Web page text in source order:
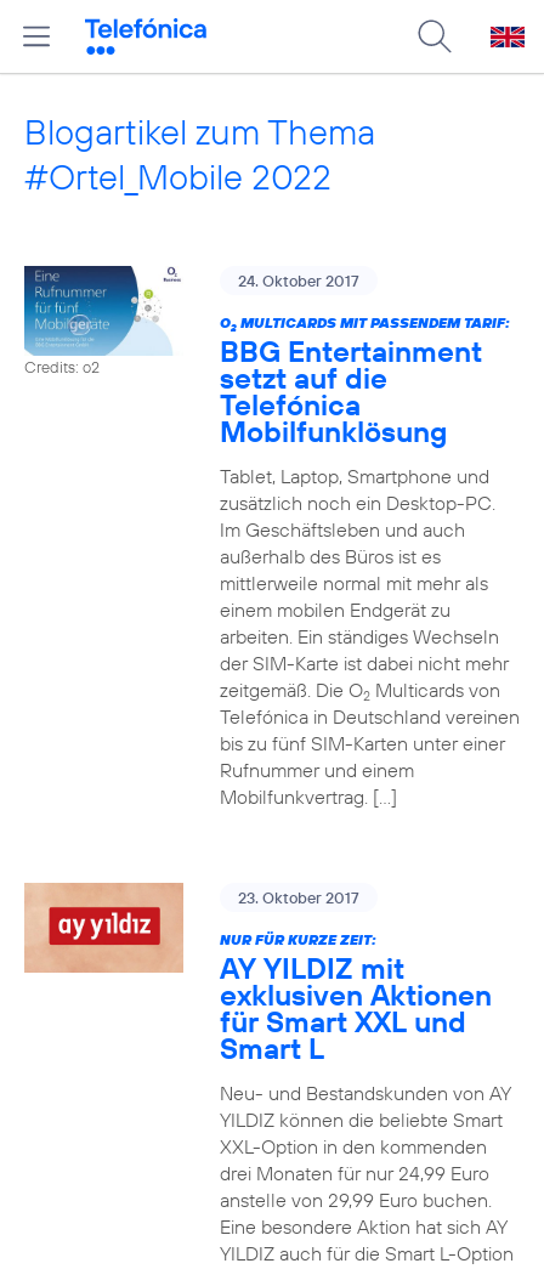
Blogartikel zum Thema
#Ortel_Mobile 2022
Credits: o2
24. Oktober 2017
O2MULTICARDS MIT PASSENDEM TARIF:
BBG Entertainment
setzt auf die
Telefónica
Mobilfunklösung
Tablet, Laptop, Smartphone und
zusätzlich noch ein Desktop-PC.
Im Geschäftsleben und auch
außerhalb des Büros ist es
mittlerweile normal mit mehr als
einem mobilen Endgerät zu
arbeiten. Ein ständiges Wechseln
der SIM-Karte ist dabei nicht mehr
zeitgemäß. Die O2Multicards von
Telefónica in Deutschland vereinen
bis zu fünf SIM-Karten unter einer
Rufnummer und einem
Mobilfunkvertrag. […]
23. Oktober 2017
NUR FÜR KURZE ZEIT:
AY YILDIZ mit
exklusiven Aktionen
für Smart XXL und
Smart L
Neu- und Bestandskunden von AY
YILDIZ können die beliebte Smart
XXL-Option in den kommenden
drei Monaten für nur 24,99 Euro
anstelle von 29,99 Euro buchen.
Eine besondere Aktion hat sich AY
YILDIZ auch für die Smart L-Option